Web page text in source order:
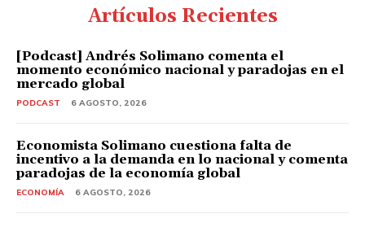
Artículos Recientes
[Podcast] Andrés Solimano comenta el
momento económico nacional y paradojas en el
mercado global
PODCAST 6 AGOSTO, 2026
Economista Solimano cuestiona falta de
incentivo a la demanda en lo nacional y comenta
paradojas de la economía global
ECONOMÍA 6 AGOSTO, 2026